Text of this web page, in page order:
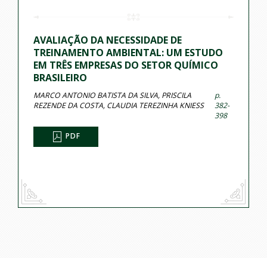
AVALIAÇÃO DA NECESSIDADE DE
TREINAMENTO AMBIENTAL: UM ESTUDO
EM TRÊS EMPRESAS DO SETOR QUÍMICO
BRASILEIRO
MARCO ANTONIO BATISTA DA SILVA, PRISCILA
REZENDE DA COSTA, CLAUDIA TEREZINHA KNIESS
p.
382-
398
PDF